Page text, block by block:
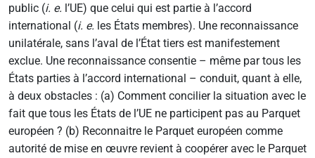
public (i. e. l’UE) que celui qui est partie à l’accord
international (i. e. les États membres). Une reconnaissance
unilatérale, sans l’aval de l’État tiers est manifestement
exclue. Une reconnaissance consentie – même par tous les
États parties à l’accord international – conduit, quant à elle,
à deux obstacles : (a) Comment concilier la situation avec le
fait que tous les États de l’UE ne participent pas au Parquet
européen ? (b) Reconnaitre le Parquet européen comme
autorité de mise en œuvre revient à coopérer avec le Parquet